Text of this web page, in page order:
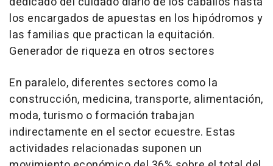
los encargados de apuestas en los hipódromos y
las familias que practican la equitación.
Generador de riqueza en otros sectores
En paralelo, diferentes sectores como la
construcción, medicina, transporte, alimentación,
moda, turismo o formación trabajan
indirectamente en el sector ecuestre. Estas
actividades relacionadas suponen un